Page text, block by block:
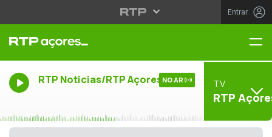
Entrar
RTP Noticias/RTP Açores NO AR TV
RTP